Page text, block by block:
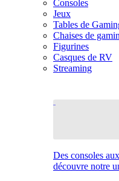
Consoles
Jeux
Tables de
Chaises de
Figurines
Casques de RV
Streaming
Des consoles
découvre notre